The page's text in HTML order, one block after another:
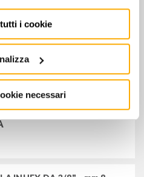
i cookie
necessari
"SPLINE-DRIVE" mm
INHEX DA 3/8" - mm 7